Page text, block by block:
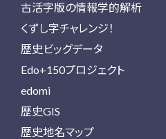
古活字版の情報学的解析
くずし字チャレンジ！
歴史ビッグデータ
Edo+150プロジェクト
edomi
歴史GIS
歴史地名マップ